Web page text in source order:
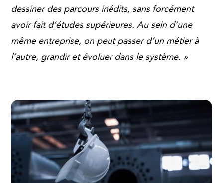
dessiner des parcours inédits, sans forcément
avoir fait d’études supérieures. Au sein d’une
même entreprise, on peut passer d’un métier à
l’autre, grandir et évoluer dans le système. »